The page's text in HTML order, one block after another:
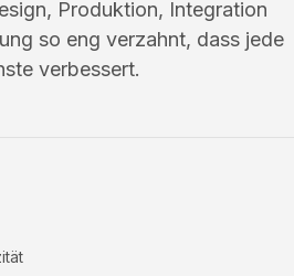
Produktion, Integration
so eng verzahnt, dass jede
verbessert.